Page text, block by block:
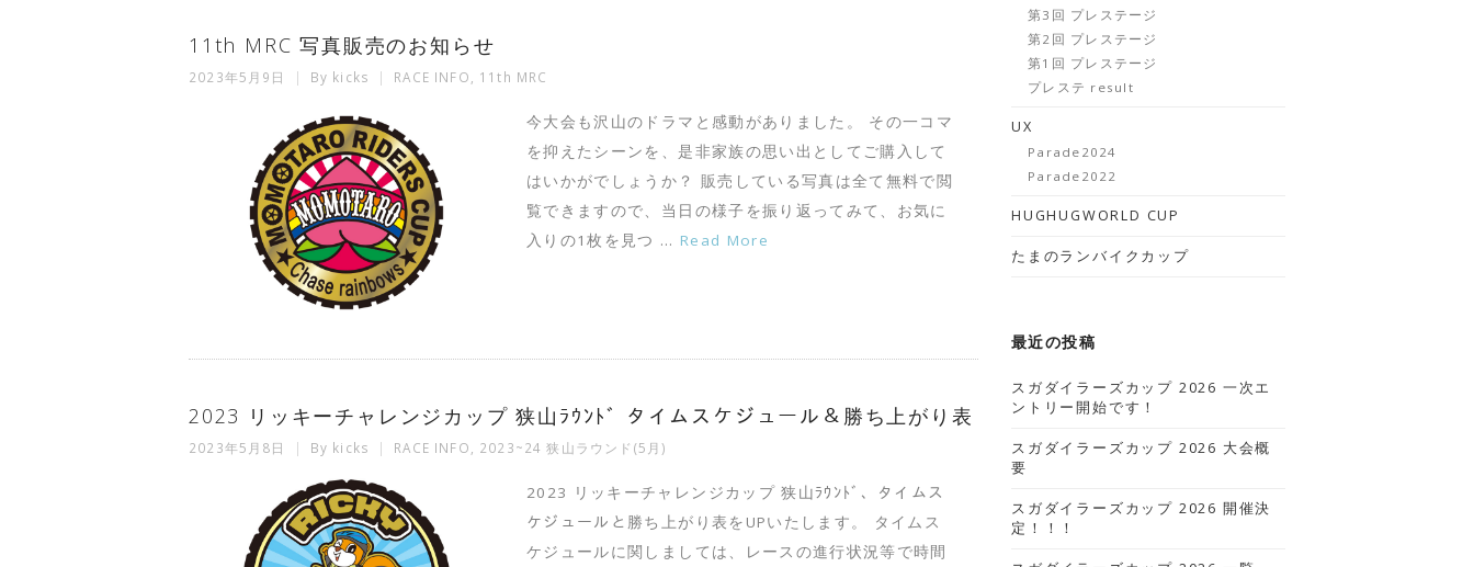
11th MRC 写真販売のお知らせ
2023年5月9日 By kicks RACE INFO 11th MRC
今大会も沢山のドラマと感動がありました。 その一コマ
を抑えたシーンを、是非家族の思い出としてご購入して
はいかがでしょうか？ 販売している写真は全て無料で閲
覧できますので、当日の様子を振り返ってみて、お気に
入りの1枚を見つ … Read More
2023 リッキーチャレンジカップ 狭山ﾗｳﾝﾄﾞ タイムスケジュール＆勝ち上がり表
2023年5月8日 By kicks RACE INFO 2023~24 狭山ラウンド(5月)
2023 リッキーチャレンジカップ 狭山ﾗｳﾝﾄﾞ、タイムス
ケジュールと勝ち上がり表をUPいたします。 タイムス
ケジュールに関しましては、レースの進行状況等で時間
第3回 プレステージ
第2回 プレステージ
第1回 プレステージ
プレステ result
UX
Parade2024
Parade2022
HUGHUGWORLD CUP
たまのランバイクカップ
最近の投稿
スガダイラーズカップ 2026 一次エ
ントリー開始です！
スガダイラーズカップ 2026 大会概
要
スガダイラーズカップ 2026 開催決
定！！！